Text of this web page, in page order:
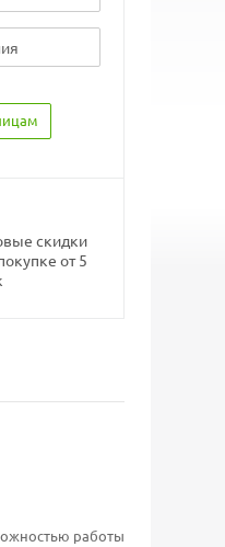
скидки
от 5
работы